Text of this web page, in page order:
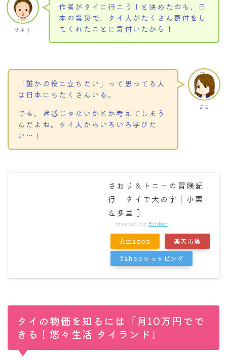
サボ子
作者がタイに行こう！と決めたのも、日
本の震災で、タイ人がたくさん寄付をし
てくれたことに気付いたから！
さち
「誰かの役に立ちたい」って思ってる人
は日本にもたくさんいる。
でも、迷惑じゃないかとか考えてしまう
んだよね。タイ人からいろいろ学びた
い…！
さおり＆トニーの冒険紀
行 タイで大の字 [ 小栗
左多里 ]
created byRinker
Amazon
楽天市場
Yahooショッピング
タイの物価を知るには「月10万円でで
きる！悠々生活 タイランド」